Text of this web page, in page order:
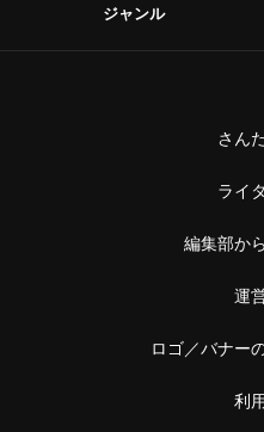
ジャンル
さん
ライ
編集部か
運
ロゴ／バナー
利